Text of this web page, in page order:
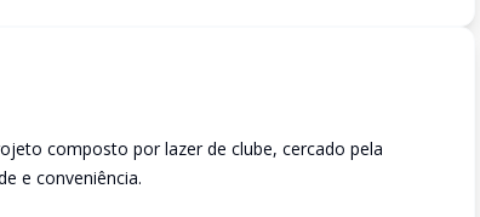
composto por lazer de clube, cercado pela
e conveniência.